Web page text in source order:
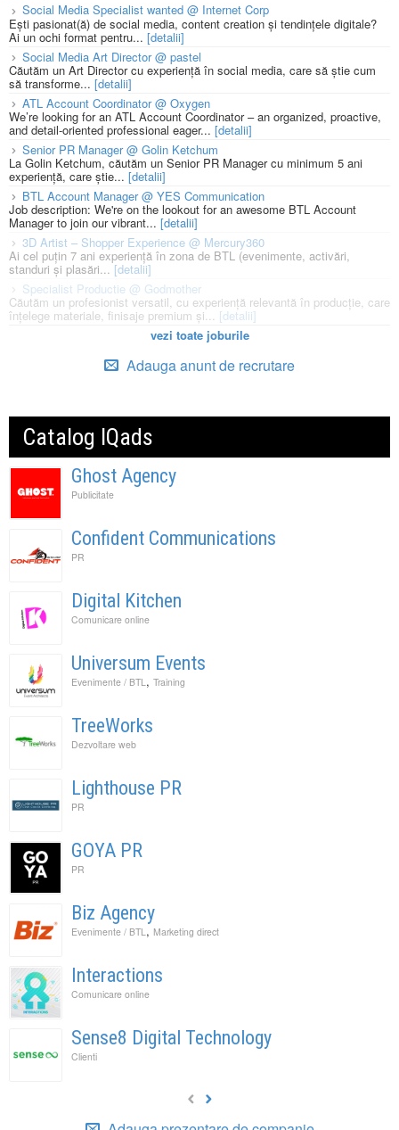
Social Media Specialist wanted @ Internet Corp
Ești pasionat(ă) de social media, content creation și tendințele digitale?
Ai un ochi format pentru... [detalii]
Social Media Art Director @ pastel
Căutăm un Art Director cu experiență în social media, care să știe cum
să transforme... [detalii]
ATL Account Coordinator @ Oxygen
We’re looking for an ATL Account Coordinator – an organized, proactive,
and detail-oriented professional eager... [detalii]
Senior PR Manager @ Golin Ketchum
La Golin Ketchum, căutăm un Senior PR Manager cu minimum 5 ani
experiență, care știe... [detalii]
BTL Account Manager @ YES Communication
Job description: We're on the lookout for an awesome BTL Account
Manager to join our vibrant... [detalii]
3D Artist – Shopper Experience @ Mercury360
Ai cel puțin 7 ani experiență în zona de BTL (evenimente, activări,
standuri și plasări...[detalii]
Specialist Productie @ Godmother
Căutăm un profesionist versatil, cu experiență relevantă în producție, care
înțelege materiale, finisaje premium și... [detalii]
vezi toate joburile
Adauga anunt de recrutare
Catalog IQads
Ghost Agency
Publicitate
Confident Communications
PR
Digital Kitchen
Comunicare online
Universum Events
Evenimente / BTL, Training
TreeWorks
Dezvoltare web
Lighthouse PR
PR
GOYA PR
PR
Biz Agency
Evenimente / BTL, Marketing direct
Interactions
Comunicare online
Sense8 Digital Technology
Clienti